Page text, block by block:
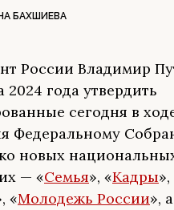
БАХШИЕВА
России Владимир
2024 года утвердить
сегодня в
Федеральному
новых
— «Семья», «Кадры»,
«Молодежь России»,